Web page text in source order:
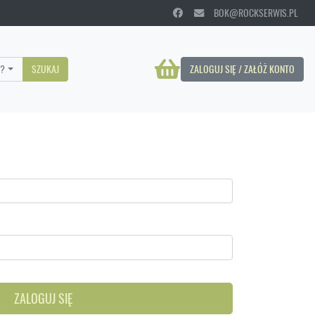
BOK@ROCKSERWIS.PL
ZALOGUJ SIĘ / ZAŁÓŻ KONTO
SZUKAJ
ZALOGUJ SIĘ